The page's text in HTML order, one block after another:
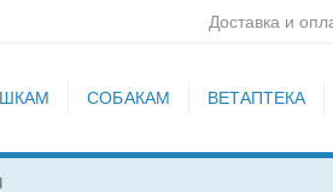
Доставка и
СОБАКАМ ВЕТАПТЕКА